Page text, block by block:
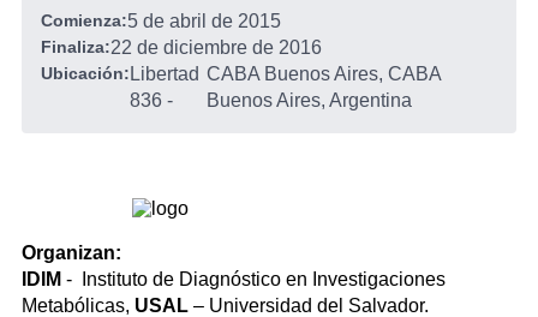
Comienza:5 de abril de 2015
Finaliza:22 de diciembre de 2016
Ubicación: Libertad
836 -
CABA Buenos Aires, CABA
Buenos Aires, Argentina
Organizan:
IDIM - Instituto de Diagnóstico en Investigaciones
Metabólicas, USAL – Universidad del Salvador.